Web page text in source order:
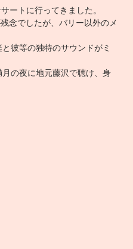
ートに行ってきました。
念でしたが、バリー以外のメ
彼等の独特のサウンドがミ
の夜に地元藤沢で聴け、身